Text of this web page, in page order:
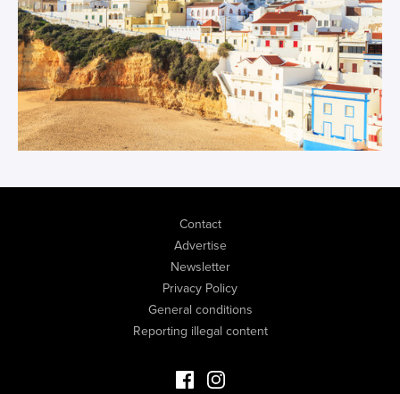
Contact
Advertise
Newsletter
Privacy Policy
General conditions
Reporting illegal content
Facebook Luxury Properties
Instagram Luxury Properties